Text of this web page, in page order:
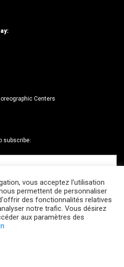
Centers
subscribe:
CCNR. Tous droits réservés.
vous acceptez l’utilisation
permettent de personnaliser
des fonctionnalités relatives
notre trafic. Vous désirez
aux paramètres des